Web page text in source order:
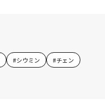
#シウミン #チェン